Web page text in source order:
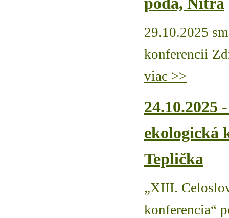
29.10.2025
konferencii
viac >>
24.10.2025
ekologická
Teplička
„XIII.
konferencia“